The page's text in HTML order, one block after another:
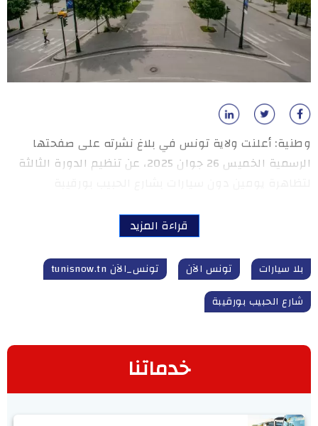
وطنية: أعلنت ولاية تونس في بلاغ نشرته على صفحتها
الرسمية الخميس 26 جوان 2025، عن تنظيم الدورة الثالثة
قراءة المزيد
بلا سيارات تونس الآن
تونس_الآن tunisnow.tn
شارع الحبيب بورقيبة
خدماتنا